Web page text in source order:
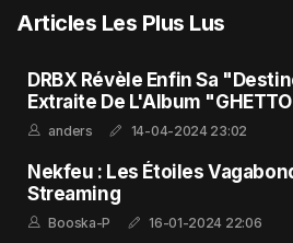
Articles Les Plus Lus
DRBX Révèle Enfin Sa
Extraite De L'Album "GHETTO
anders 14-04-2024 23:02
Nekfeu : Les Étoiles
Streaming
Booska-P 16-01-2024 22:06